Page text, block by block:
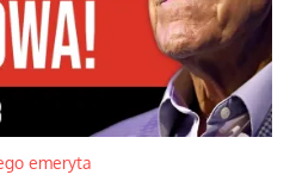
emeryta